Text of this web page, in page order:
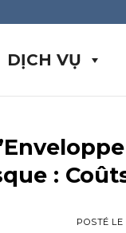
DỊCH VỤ
:
POSTÉ LE